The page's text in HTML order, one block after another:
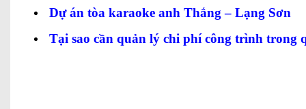
Dự án tòa karaoke anh Thắng – Lạng Sơn
Tại sao cần quản lý chi phí công trình trong